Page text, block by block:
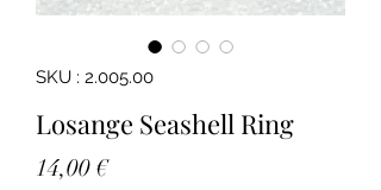
SKU : 2.005.00
Losange Seashell Ring
14,00 €Prix